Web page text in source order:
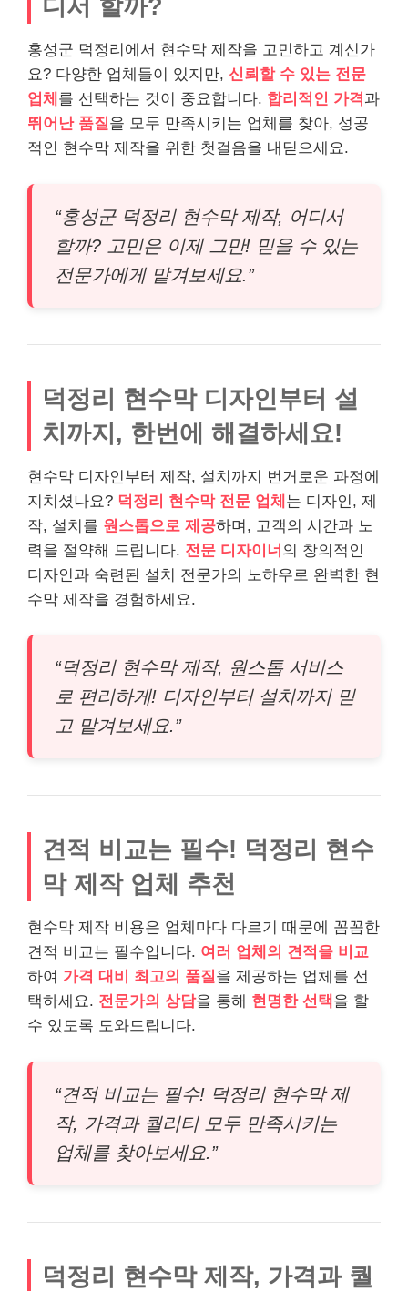
디서 할까?
홍성군 덕정리에서 현수막 제작을 고민하고 계신가
요? 다양한 업체들이 있지만, 신뢰할 수 있는 전문
업체 를 선택하는 것이 중요합니다. 합리적인 가격 과
뛰어난 품질을 모두 만족시키는 업체를 찾아, 성공
적인 현수막 제작을 위한 첫걸음을 내딛으세요.
“홍성군 덕정리 현수막 제작, 어디서
할까? 고민은 이제 그만! 믿을 수 있는
전문가에게 맡겨보세요.”
덕정리 현수막 디자인부터 설
치까지, 한번에 해결하세요!
현수막 디자인부터 제작, 설치까지 번거로운 과정에
지치셨나요? 덕정리 현수막 전문 업체 는 디자인, 제
작, 설치를 원스톱으로 제공하며, 고객의 시간과 노
력을 절약해 드립니다. 전문 디자이너 의 창의적인
디자인과 숙련된 설치 전문가의 노하우로 완벽한 현
수막 제작을 경험하세요.
“덕정리 현수막 제작, 원스톱 서비스
로 편리하게! 디자인부터 설치까지 믿
고 맡겨보세요.”
견적 비교는 필수! 덕정리 현수
막 제작 업체 추천
현수막 제작 비용은 업체마다 다르기 때문에 꼼꼼한
견적 비교는 필수입니다. 여러 업체의 견적을 비교
하여 가격 대비 최고의 품질을 제공하는 업체를 선
택하세요. 전문가의 상담을 통해 현명한 선택을 할
수 있도록 도와드립니다.
“견적 비교는 필수! 덕정리 현수막 제
작, 가격과 퀄리티 모두 만족시키는
업체를 찾아보세요.”
덕정리 현수막 제작, 가격과 퀄